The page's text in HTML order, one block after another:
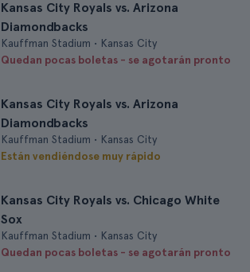
Kansas City Royals vs. Arizona
Diamondbacks
Kauffman Stadium • Kansas City
Quedan pocas boletas - se agotarán pronto
Kansas City Royals vs. Arizona
Diamondbacks
Kauffman Stadium • Kansas City
Están vendiéndose muy rápido
Kansas City Royals vs. Chicago White
Sox
Kauffman Stadium • Kansas City
Quedan pocas boletas - se agotarán pronto